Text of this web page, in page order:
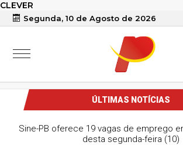
CLEVER
Segunda, 10 de Agosto de 2026
ÚLTIMAS NOTÍCIAS
Sine-PB oferece 19 vagas de emprego
desta segunda-feira (10)